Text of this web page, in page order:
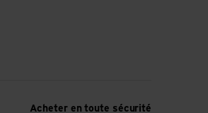
Acheter en toute sécurité